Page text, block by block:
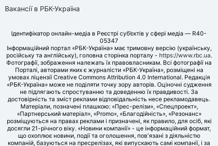
Вакансії в РБК-Україна
Ідентифікатор онлайн-медіа в Реєстрі суб’єктів у сфері медіа — R40-
05347
Інформаційний портал «РБК-Україна» має тримовну версію (українську,
російську та англійську), головна сторінка порталу - https://www.rbc.ua.
Фотографії, зображення належать їх правовласникам. Всі фотографії на
Порталі, авторами яких є журналісти «РБК-Україна», розміщені на
умовах ліцензії Creative Commons Attribution 4.0 International. Редакція
«РБК-Україна» може не поділяти точку зору авторів. Оціночні судження
не підлягають спростуванню та доведенню їх правдивості. За
достовірність та зміст реклами відповідальність несе рекламодавець.
Матеріали, позначені плашкою: «Прес-релізи», «Спецпроект»,
«Партнерський матеріал», «Promo», «Благодійність», «Резонанс»
розміщуються на правах реклами і призначені, як правило, для осіб, які
досягли 21-річного віку. «Новини компанії» - це інформаційний формат,
що охоплює новини, події та оголошення, пов'язані з діяльністю
компаній, базуються на пресрелізах, які випускають самі компанії, і за